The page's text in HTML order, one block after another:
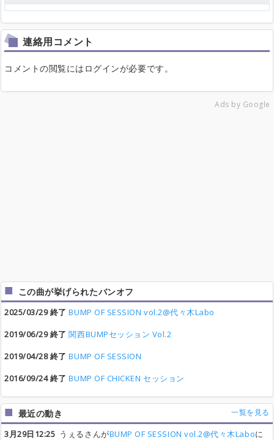
連絡用コメント
コメントの閲覧にはログインが必要です。
Ads by Google
この曲が挙げられたバンオフ
2025/03/29 終了 BUMP OF SESSION vol.2@代々木Labo
2019/06/29 終了 関西BUMPセッション Vol.2
2019/04/28 終了 BUMP OF SESSION
2016/09/24 終了 BUMP OF CHICKEN セッション
最近の動き 一覧を見る
3月29日12:25 うぇるさんがBUMP OF SESSION vol.2@代々木Laboに